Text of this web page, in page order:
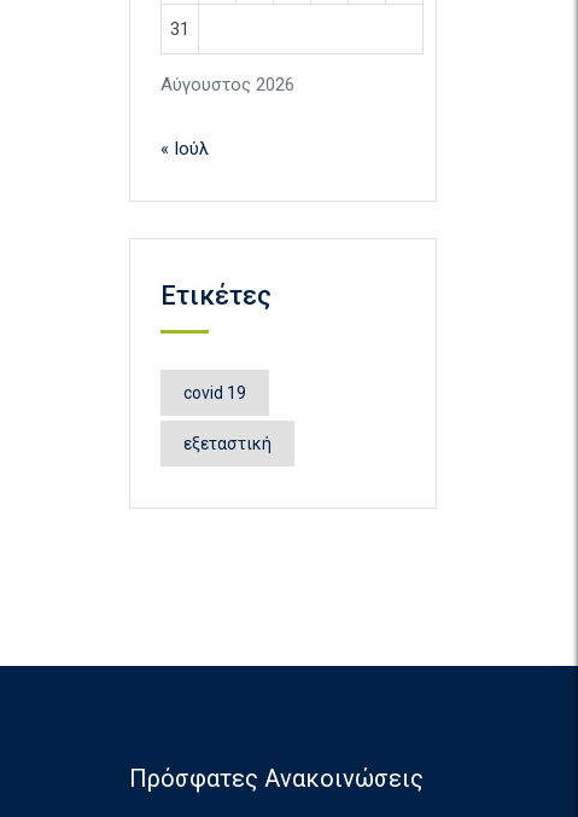
Αύγουστος 2026
31
« Ιούλ
Ετικέτες
covid 19
εξεταστική
Πρόσφατες Ανακοινώσεις